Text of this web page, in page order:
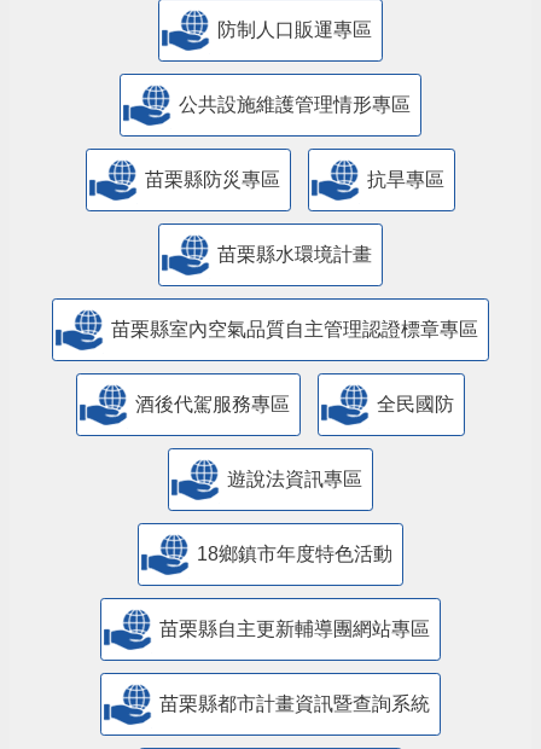
防制人口販運專區
​公共設施維護管理情形專區
苗栗縣防災專區 抗旱專區
苗栗縣水環境計畫
苗栗縣室內空氣品質自主管理認證標章專區
酒後代駕服務專區 全民國防
遊說法資訊專區
18鄉鎮市年度特色活動
苗栗縣自主更新輔導團網站專區
苗栗縣都市計畫資訊暨查詢系統